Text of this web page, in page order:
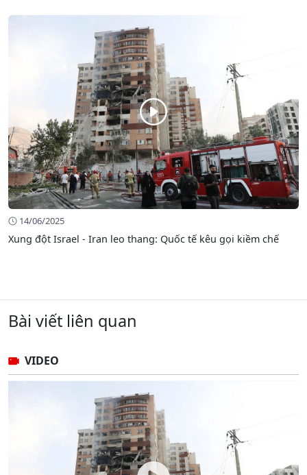
14/06/2025
Xung đột Israel - Iran leo thang: Quốc tế kêu gọi kiềm chế
Bài viết liên quan
VIDEO